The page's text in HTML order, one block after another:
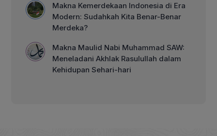
Makna Kemerdekaan Indonesia di Era
Modern: Sudahkah Kita Benar-Benar
Merdeka?
Makna Maulid Nabi Muhammad SAW:
Meneladani Akhlak Rasulullah dalam
Kehidupan Sehari-hari